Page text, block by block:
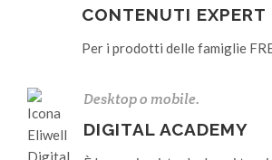
CONTENUTI EXPERT
Per i prodotti delle famiglie
Desktop o mobile.
DIGITAL ACADEMY